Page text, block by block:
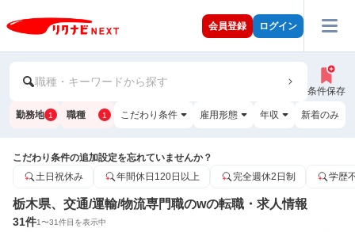
会員登録 ログイン
職種・キーワードから探す
条件保存
勤務地 1 職種 1 こだわり条件 雇用形態 年収 新着のみ
こだわり条件の追加設定を忘れていませんか？
土日祝休み
年間休日120日以上 完全週休2日制 学歴
栃木県、交通/運輸/物流専門職のwの転職・求人情報
31件1〜31件目を表示中